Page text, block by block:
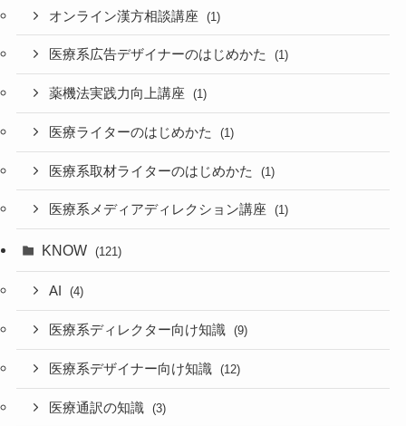
オンライン漢方相談講座 (1)
医療系広告デザイナーのはじめかた (1)
薬機法実践力向上講座 (1)
医療ライターのはじめかた (1)
医療系取材ライターのはじめかた (1)
医療系メディアディレクション講座 (1)
KNOW (121)
AI (4)
医療系ディレクター向け知識 (9)
医療系デザイナー向け知識 (12)
医療通訳の知識 (3)